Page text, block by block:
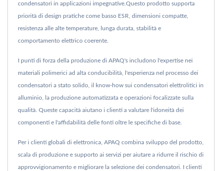
condensatori in applicazioni impegnative.Questo prodotto supporta
priorità di design pratiche come basso ESR, dimensioni compatte,
resistenza alle alte temperature, lunga durata, stabilità e
comportamento elettrico coerente.
I punti di forza della produzione di APAQ's includono l'expertise nei
materiali polimerici ad alta conducibilità, l'esperienza nel processo dei
condensatori a stato solido, il know-how sui condensatori elettrolitici in
alluminio, la produzione automatizzata e operazioni focalizzate sulla
qualità. Queste capacità aiutano i clienti a valutare l'idoneità dei
componenti e l'affidabilità delle fonti oltre le specifiche di base.
Per i clienti globali di elettronica, APAQ combina sviluppo del prodotto,
scala di produzione e supporto ai servizi per aiutare a ridurre il rischio di
approvvigionamento e migliorare la selezione dei condensatori. I clienti